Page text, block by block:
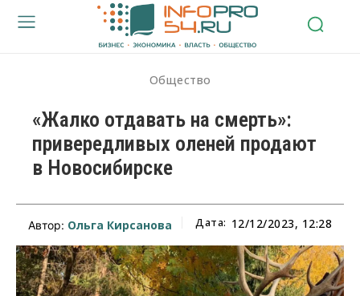
Общество
«Жалко отдавать на смерть»:
привередливых оленей продают
в Новосибирске
Автор: Ольга Кирсанова Дата: 12/12/2023, 12:28